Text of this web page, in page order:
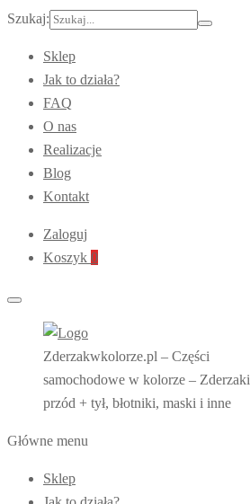
Szukaj:
Sklep
Jak to działa?
FAQ
O nas
Realizacje
Blog
Kontakt
Zaloguj
Koszyk 0
Zderzakwkolorze.pl – Części
samochodowe w kolorze – Zderzaki
przód + tył, błotniki, maski i inne
Główne menu
Sklep